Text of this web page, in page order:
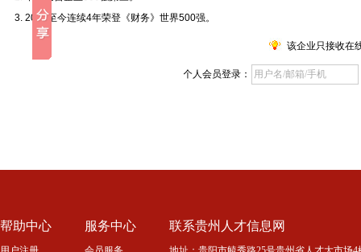
3. 2018至今连续4年荣登《财务》世界500强。
该企业只接收在
个人会员登录：
帮助中心 服务中心 联系贵州人才信息网